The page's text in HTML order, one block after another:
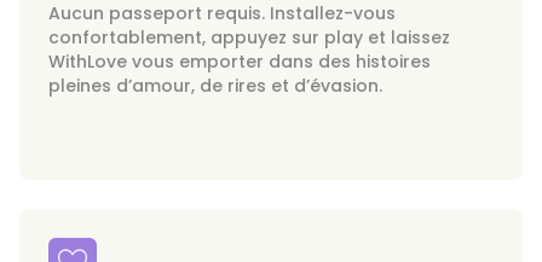
Aucun passeport requis. Installez-vous
confortablement, appuyez sur play et laissez
WithLove vous emporter dans des histoires
pleines d’amour, de rires et d’évasion.